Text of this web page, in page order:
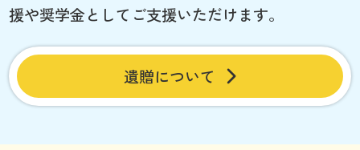
援や奨学金としてご支援いただけます。
遺贈について